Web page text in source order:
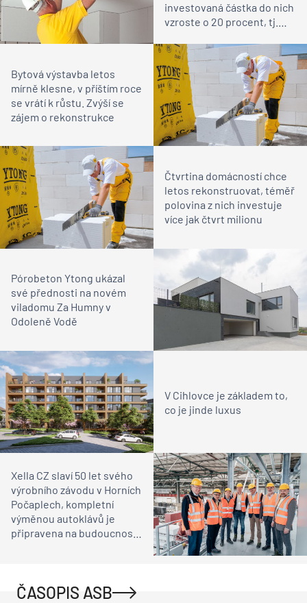
investovaná částka do nich
vzroste o 20 procent, tj.
Bytová výstavba letos
mírně klesne, v příštím roce
se vrátí k růstu. Zvýší se
zájem o rekonstrukce
Čtvrtina domácností chce
letos rekonstruovat, téměř
polovina z nich investuje
více jak čtvrt milionu
Pórobeton Ytong ukázal
své přednosti na novém
viladomu Za Humny v
Odoleně Vodě
V Cihlovce je základem to,
co je jinde luxus
Xella CZ slaví 50 let svého
výrobního závodu v Horních
Počaplech, kompletní
výměnou autoklávů je
připravena na budoucnost
ČASOPIS ASB